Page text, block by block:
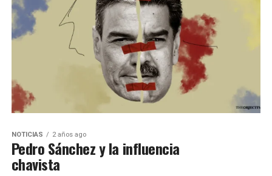
NOTICIAS 2 años ago
Pedro Sánchez y la influencia
chavista